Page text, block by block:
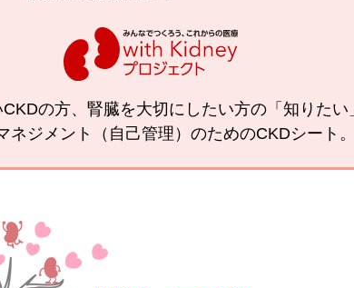
の方、腎臓を大切にしたい方の「知りたい
ネジメント（自己管理）のためのCKDシート。